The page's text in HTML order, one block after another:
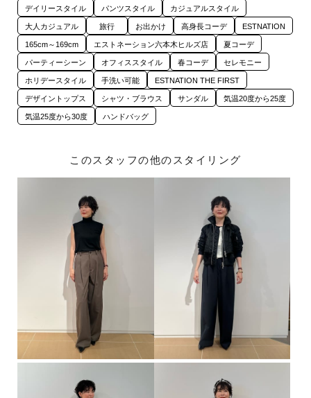
デイリースタイル パンツスタイル カジュアルスタイル
大人カジュアル 旅行 お出かけ 高身長コーデ ESTNATION
165cm～169cm エストネーション六本木ヒルズ店 夏コーデ
パーティーシーン オフィススタイル 春コーデ セレモニー
ホリデースタイル 手洗い可能 ESTNATION THE FIRST
デザイントップス シャツ・ブラウス サンダル 気温20度から25度
気温25度から30度 ハンドバッグ
このスタッフの他のスタイリング